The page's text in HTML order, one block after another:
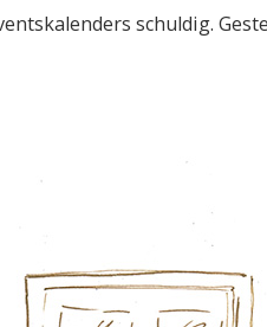
schuldig.